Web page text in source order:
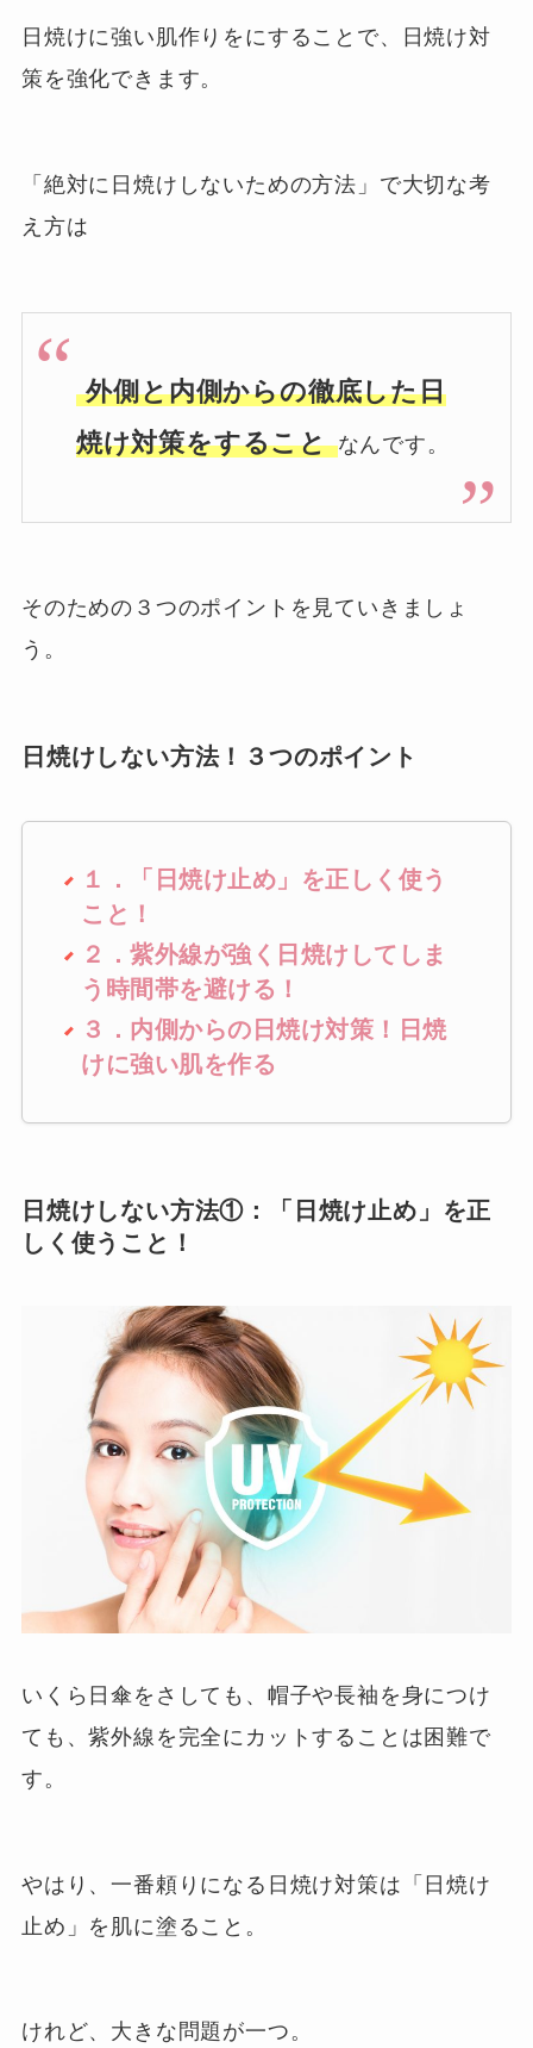
日焼けに強い肌作りをにすることで、日焼け対
策を強化できます。
「絶対に日焼けしないための方法」で大切な考
え方は
外側と内側からの徹底した日
焼け対策をすること なんです。
そのための３つのポイントを見ていきましょ
う。
日焼けしない方法！３つのポイント
１．「日焼け止め」を正しく使う
こと！
２．紫外線が強く日焼けしてしま
う時間帯を避ける！
３．内側からの日焼け対策！日焼
けに強い肌を作る
日焼けしない方法①：「日焼け止め」を正
しく使うこと！
いくら日傘をさしても、帽子や長袖を身につけ
ても、紫外線を完全にカットすることは困難で
す。
やはり、一番頼りになる日焼け対策は「日焼け
止め」を肌に塗ること。
けれど、大きな問題が一つ。